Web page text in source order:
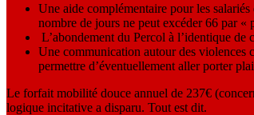
Une aide complémentaire pour les
nombre de jours ne peut excéder 66 par «
L’abondement du Percol à l’identique
Une communication autour des violences
permettre d’éventuellement aller porter
Le forfait mobilité douce annuel de 237€
logique incitative a disparu. Tout est dit.